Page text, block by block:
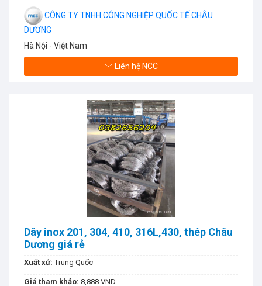
CÔNG TY TNHH CÔNG NGHIỆP QUỐC TẾ CHÂU
DƯƠNG
Hà Nội - Việt Nam
Liên hệ NCC
Dây inox 201, 304, 410, 316L,430, thép Châu
Dương giá rẻ
Xuất xứ:Trung Quốc
Giá tham khảo: 8,888 VND